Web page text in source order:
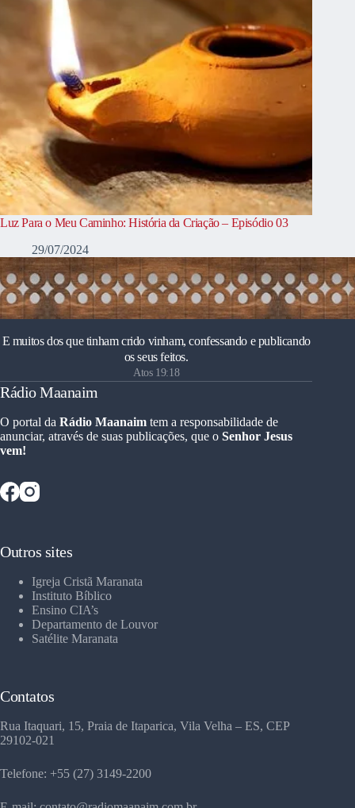
Luz Para o Meu Caminho: História da Criação – Episódio 03
29/07/2024
E muitos dos que tinham crido vinham, confessando e publicando
os seus feitos.
Atos 19:18
Rádio Maanaim
O portal da Rádio Maanaim tem a responsabilidade de
anunciar, através de suas publicações, que o Senhor Jesus
vem!
Outros sites
Igreja Cristã Maranata
Instituto Bíblico
Ensino CIA’s
Departamento de Louvor
Satélite Maranata
Contatos
Rua Itaquari, 15, Praia de Itaparica, Vila Velha – ES, CEP
29102-021
Telefone: +55 (27) 3149-2200